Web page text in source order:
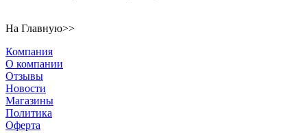
На Главную>>
Компания
О компании
Отзывы
Новости
Магазины
Политика
Оферта